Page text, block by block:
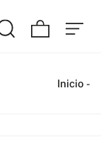
Inicio -